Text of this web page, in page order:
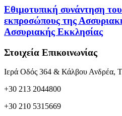
Εθιμοτυπική συνάντηση
εκπροσώπους της
Ασσυριακής Εκκλησίας
Στοιχεία Επικοινωνίας
Ιερά Οδός 364 & Κάλβου Ανδρέα,
+30 213 2044800
+30 210 5315669